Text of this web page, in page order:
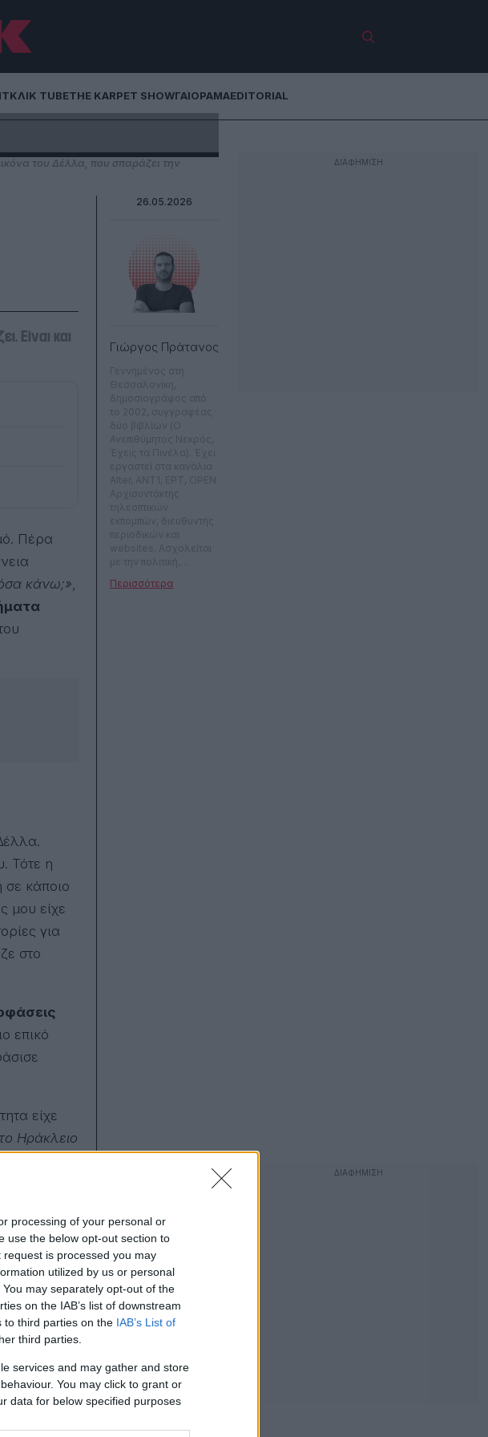
processing of your personal or
use the below opt-out section to
is processed you may
utilized by us or personal
may separately opt-out of the
on the IAB’s list of downstream
to third parties on the IAB’s List of
third parties.
services and may gather and store
You may click to grant or
data for below specified purposes
ΚΛΙΚ TUBETHE KARPET SHOWΓΑΙΟΡΑΜΑEDITORIAL
του Δέλλα, που σπαράζει την
Είναι και
όσα κάνω;»,
Τότε η
κάποιο
μου είχε
για
στο
επικό
είχε
Ηράκλειο
ώρες»
την
26.05.2026
Γιώργος Πράτανος
λατρεύει τη